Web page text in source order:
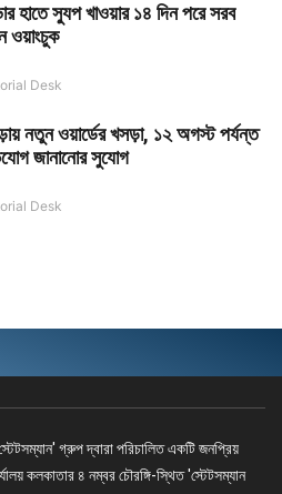
হাতে স্যুপ খাওয়ার ১৪ দিন পরে সরব
ওয়াংচুক
Desk
নতুন ওয়ার্ডের খসড়া, ১২ অগস্ট পর্যন্ত
জানানোর সুযোগ
Desk
গ্রুপ দ্বারা পরিচালিত একটি জনপ্রিয়
কলকাতার ৪ নম্বর চৌরঙ্গি-স্থিত 'স্টেটসম্যান